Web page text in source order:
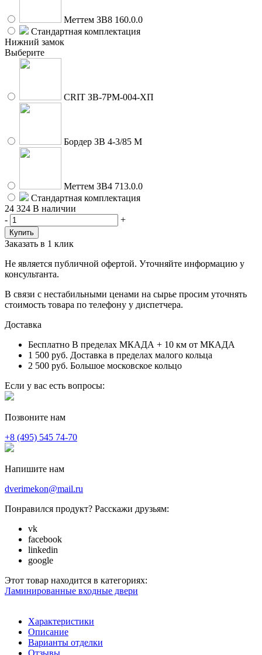
Меттем ЗВ8 160.0.0
Стандартная комплектация
Нижний замок
Выберите
CRIT ЗВ-7РМ-004-ХП
Бордер ЗВ 4-3/85 М
Меттем ЗВ4 713.0.0
Стандартная комплектация
24 324 В наличии
-
+
Заказать в 1 клик
Не является публичной офертой. Уточняйте информацию у
консультанта.
В связи с нестабильными ценами на сырье просим уточнять
стоимость товара по телефону у диспетчера.
Доставка
Бесплатно В пределах МКАДА + 10 км от МКАДА
1 500 руб. Доставка в пределах малого кольца
2 500 руб. Большое московское кольцо
Если у вас есть вопросы:
Позвоните нам
+8 (495) 545 74-70
Напишите нам
dverimekon@mail.ru
Понравился продукт? Расскажи друзьям:
vk
facebook
linkedin
google
Этот товар находится в категориях:
Ламинированные входные двери
Характеристики
Описание
Варианты отделки